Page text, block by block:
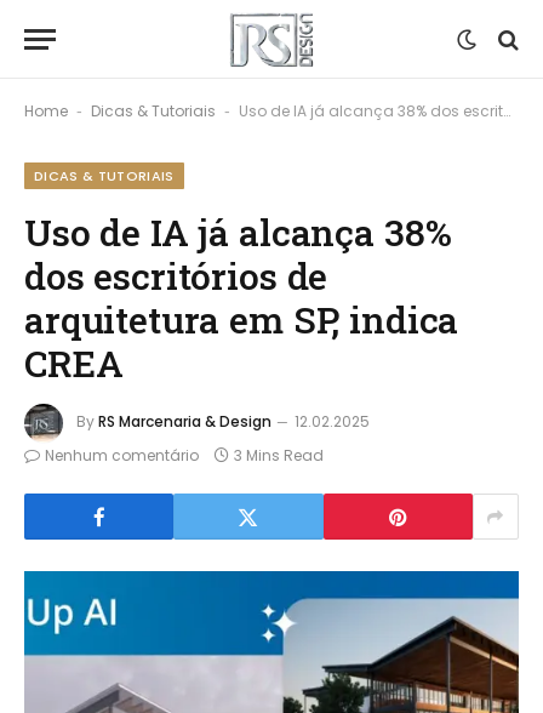
Home - Dicas & Tutoriais - Uso de IA já alcança 38% dos escritórios de arquitetura em SP, indica CREA
DICAS & TUTORIAIS
Uso de IA já alcança 38%
dos escritórios de
arquitetura em SP, indica
CREA
ByRS Marcenaria & Design
12.02.2025
Nenhum comentário
3 Mins Read